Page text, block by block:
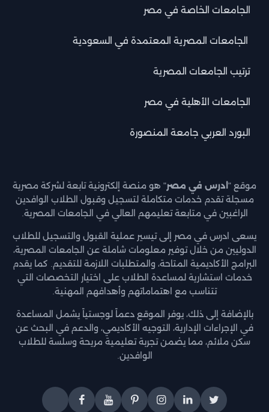
الجامعات الخاصة في مصر
الجامعات المصرية المعتمدة في السعودية
ترتيب الجامعات المصرية
الجامعات الأهلية في مصر
البورد العربي جامعة المنصورة
موقع " ادرس في مصر" هو منصة إلكترونية تابعة لشركة مصرية
مسجلة تقدم خدمات متكاملة لتسجيل وقبول الطلاب الوافدين
الراغبين في متابعة تعليمهم العالي في الجامعات المصرية.
يسعى ادرس في مصر إلى تيسير عملية القبول والتسجيل للطلاب
الدوليين من خلال توفير معلومات شاملة عن الجامعات المصرية،
البرامج الأكاديمية المتاحة، والمتطلبات اللازمة للتقديم. كما يقدم
خدمات استشارية لمساعدة الطلاب على اختيار التخصصات التي
تتناسب مع اهتماماتهم وأهدافهم المهنية.
بالإضافة إلى ذلك، يوفر الموقع دعماً لوجستياً يشمل المساعدة
في الإجراءات الإدارية، التوجيه الأكاديمي، والدعم في البحث عن
سكن ملائم، مما يضمن تجربة تعليمية مريحة وسلسة للطلاب
الوافدين.